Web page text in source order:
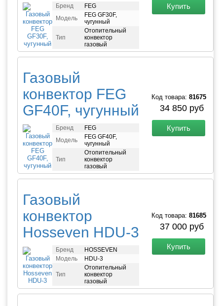
Купить
Бренд
FEG
Модель
FEG GF30F,
чугунный
Тип
Отопительный
конвектор
газовый
Газовый
конвектор FEG
GF40F, чугунный
Код товара: 81675
34 850 руб
Купить
Бренд
FEG
Модель
FEG GF40F,
чугунный
Тип
Отопительный
конвектор
газовый
Газовый
конвектор
Hosseven HDU-3
Код товара: 81685
37 000 руб
Купить
Бренд
HOSSEVEN
Модель
HDU-3
Тип
Отопительный
конвектор
газовый